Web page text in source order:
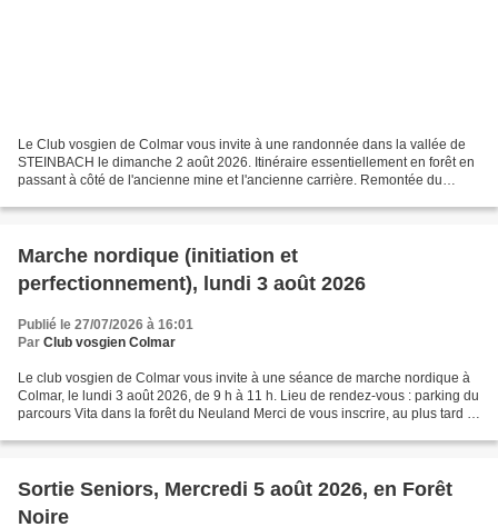
Le Club vosgien de Colmar vous invite à une randonnée dans la vallée de
STEINBACH le dimanche 2 août 2026. Itinéraire essentiellement en forêt en
passant à côté de l'ancienne mine et l'ancienne carrière. Remontée du
Marche nordique (initiation et
perfectionnement), lundi 3 août 2026
Publié le 27/07/2026 à 16:01
Par Club vosgien Colmar
Le club vosgien de Colmar vous invite à une séance de marche nordique à
Colmar, le lundi 3 août 2026, de 9 h à 11 h. Lieu de rendez-vous : parking du
parcours Vita dans la forêt du Neuland Merci de vous inscrire, au plus tard ,
Sortie Seniors, Mercredi 5 août 2026, en Forêt
Noire